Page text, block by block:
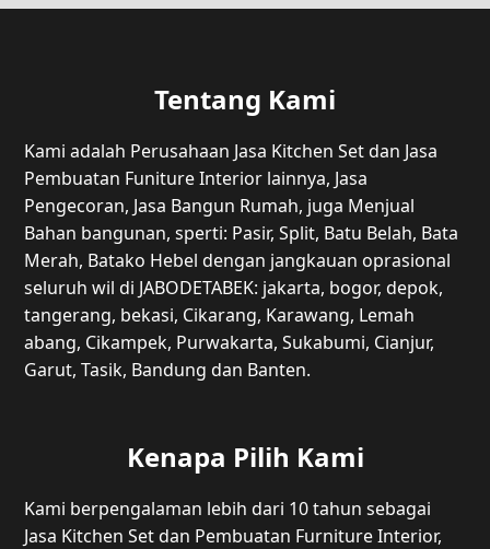
Tentang Kami
Kami adalah Perusahaan Jasa Kitchen Set dan Jasa
Pembuatan Funiture Interior lainnya, Jasa
Pengecoran, Jasa Bangun Rumah, juga Menjual
Bahan bangunan, sperti: Pasir, Split, Batu Belah, Bata
Merah, Batako Hebel dengan jangkauan oprasional
seluruh wil di JABODETABEK: jakarta, bogor, depok,
tangerang, bekasi, Cikarang, Karawang, Lemah
abang, Cikampek, Purwakarta, Sukabumi, Cianjur,
Garut, Tasik, Bandung dan Banten.
Kenapa Pilih Kami
Kami berpengalaman lebih dari 10 tahun sebagai
Jasa Kitchen Set dan Pembuatan Furniture Interior,